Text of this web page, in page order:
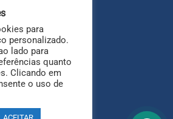
para
personalizado.
lado para
quanto
Clicando em
o uso de